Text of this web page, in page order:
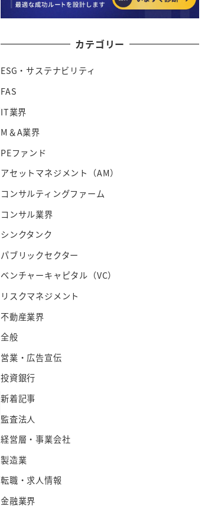
カテゴリー
ESG・サステナビリティ
FAS
IT業界
M＆A業界
PEファンド
アセットマネジメント（AM）
コンサルティングファーム
コンサル業界
シンクタンク
パブリックセクター
ベンチャーキャピタル（VC）
リスクマネジメント
不動産業界
全般
営業・広告宣伝
投資銀行
新着記事
監査法人
経営層・事業会社
製造業
転職・求人情報
金融業界